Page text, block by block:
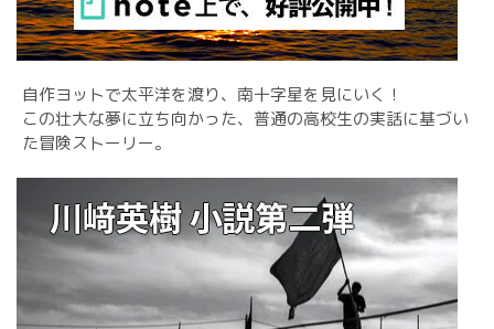
自作ヨットで太平洋を渡り、南十字星を見にいく！
この壮大な夢に立ち向かった、普通の高校生の実話に基づい
た冒険ストーリー。